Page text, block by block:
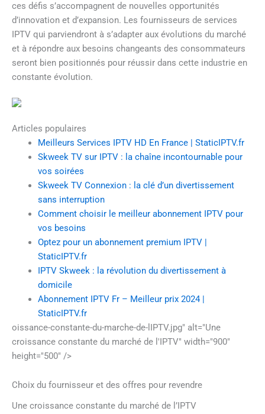
ces défis s’accompagnent de nouvelles opportunités
d’innovation et d’expansion. Les fournisseurs de services
IPTV qui parviendront à s’adapter aux évolutions du marché
et à répondre aux besoins changeants des consommateurs
seront bien positionnés pour réussir dans cette industrie en
constante évolution.
Articles populaires
Meilleurs Services IPTV HD En France | StaticIPTV.fr
Skweek TV sur IPTV : la chaîne incontournable pour
vos soirées
Skweek TV Connexion : la clé d’un divertissement
sans interruption
Comment choisir le meilleur abonnement IPTV pour
vos besoins
Optez pour un abonnement premium IPTV |
StaticIPTV.fr
IPTV Skweek : la révolution du divertissement à
domicile
Abonnement IPTV Fr – Meilleur prix 2024 |
StaticIPTV.fr
oissance-constante-du-marche-de-lIPTV.jpg" alt="Une
croissance constante du marché de l'IPTV" width="900"
height="500" />
Choix du fournisseur et des offres pour revendre
Une croissance constante du marché de l’IPTV